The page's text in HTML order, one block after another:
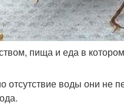
пища и еда в
отсутствие воды они не